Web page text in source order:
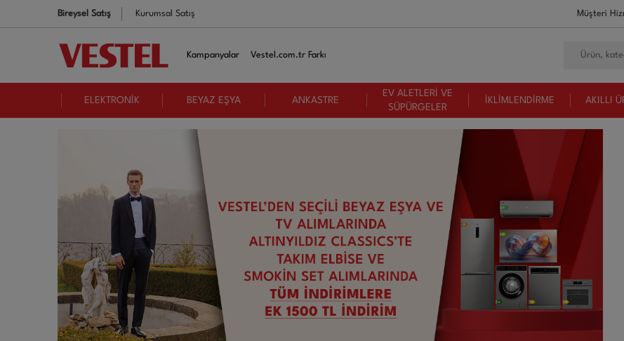
Bireysel Satış Kurumsal Satış Müşteri
Kampanyalar Vestel.com.tr Farkı
ELEKTRONİK BEYAZ EŞYA ANKASTRE
EV ALETLERİ VE
SÜPÜRGELER
İKLİMLENDİRME AKILLI
Vestel RETRO NFK37211 BORDO 330 Lt No-